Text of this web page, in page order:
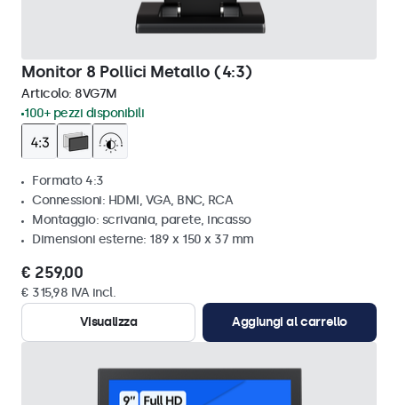
Monitor 8 Pollici Metallo (4:3)
Articolo: 8VG7M
100+ pezzi disponibili
Formato 4:3
Connessioni: HDMI, VGA, BNC, RCA
Montaggio: scrivania, parete, incasso
Dimensioni esterne: 189 x 150 x 37 mm
€ 259,00
€ 315,98 IVA incl.
Visualizza
Aggiungi al carrello